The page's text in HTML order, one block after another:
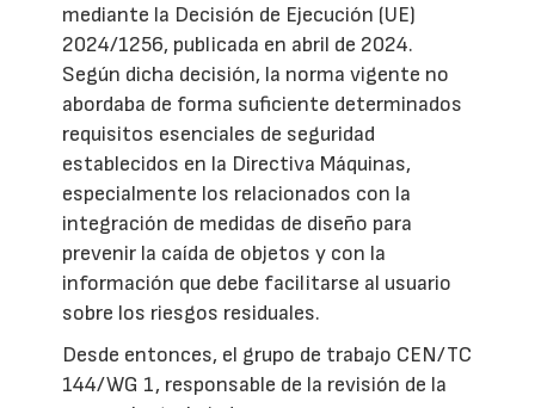
mediante la Decisión de Ejecución (UE)
2024/1256, publicada en abril de 2024.
Según dicha decisión, la norma vigente no
abordaba de forma suficiente determinados
requisitos esenciales de seguridad
establecidos en la Directiva Máquinas,
especialmente los relacionados con la
integración de medidas de diseño para
prevenir la caída de objetos y con la
información que debe facilitarse al usuario
sobre los riesgos residuales.
Desde entonces, el grupo de trabajo CEN/TC
144/WG 1, responsable de la revisión de la